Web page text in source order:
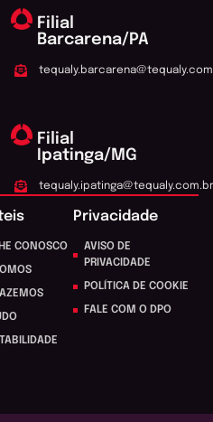
Filial
Barcarena/PA
Filial
Ipatinga/MG
tequaly.ipatinga@tequaly.com.br
CONOSCO
Privacidade
AVISO DE
PRIVACIDADE
POLÍTICA DE COOKIE
FALE COM O DPO